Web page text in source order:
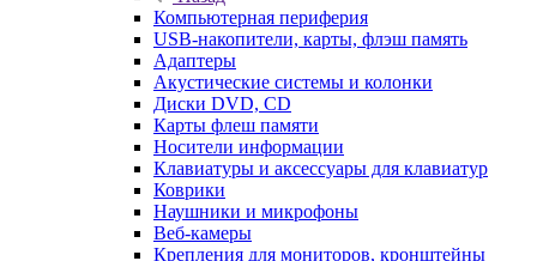
Компьютерная периферия
USB-накопители, карты, флэш память
Адаптеры
Акустические системы и колонки
Диски DVD, CD
Карты флеш памяти
Носители информации
Клавиатуры и аксессуары для клавиатур
Коврики
Наушники и микрофоны
Веб-камеры
Крепления для мониторов, кронштейны